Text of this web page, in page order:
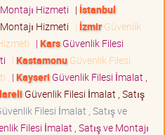
Hizmeti | İstanbul
Hizmeti | İzmirGüvenlik
| KarsGüvenlik Filesi
| KastamonuGüvenlik Filesi
| Kayseri Güvenlik Filesi İmalat ,
Güvenlik Filesi İmalat , Satış
Filesi İmalat , Satış ve
Filesi İmalat , Satış ve Montajı